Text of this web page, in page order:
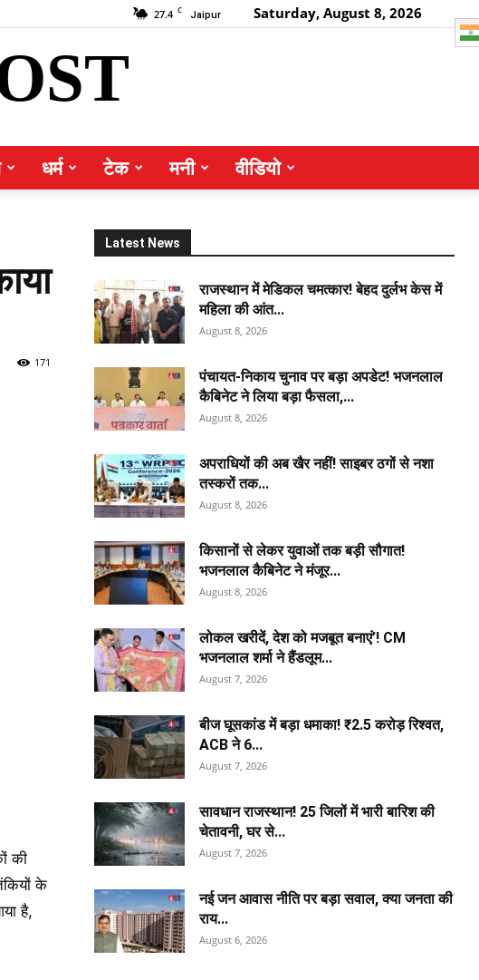
27.4 C Jaipur Saturday, August 8, 2026
धर्म टेक मनी वीडियो
171
की
के
है,
Latest News
राजस्थान में मेडिकल चमत्कार! बेहद दुर्लभ केस में
महिला की आंत...
August 8, 2026
पंचायत-निकाय चुनाव पर बड़ा अपडेट! भजनलाल
कैबिनेट ने लिया बड़ा फैसला,...
August 8, 2026
अपराधियों की अब खैर नहीं! साइबर ठगों से नशा
तस्करों तक...
August 8, 2026
किसानों से लेकर युवाओं तक बड़ी सौगात!
भजनलाल कैबिनेट ने मंजूर...
August 8, 2026
लोकल खरीदें, देश को मजबूत बनाएं’! CM
भजनलाल शर्मा ने हैंडलूम...
August 7, 2026
बीज घूसकांड में बड़ा धमाका! ₹2.5 करोड़ रिश्वत,
ACB ने 6...
August 7, 2026
सावधान राजस्थान! 25 जिलों में भारी बारिश की
चेतावनी, घर से...
August 7, 2026
नई जन आवास नीति पर बड़ा सवाल, क्या जनता की
राय...
August 6, 2026